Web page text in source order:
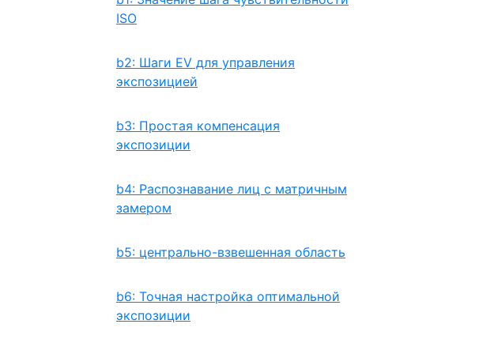
ISO
b2: Шаги EV для управления
экспозицией
b3: Простая компенсация
экспозиции
b4: Распознавание лиц с матричным
замером
b5: центрально-взвешенная область
b6: Точная настройка оптимальной
экспозиции